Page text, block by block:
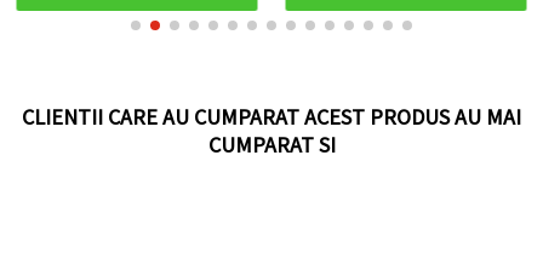
CLIENTII CARE AU CUMPARAT ACEST PRODUS AU MAI
CUMPARAT SI